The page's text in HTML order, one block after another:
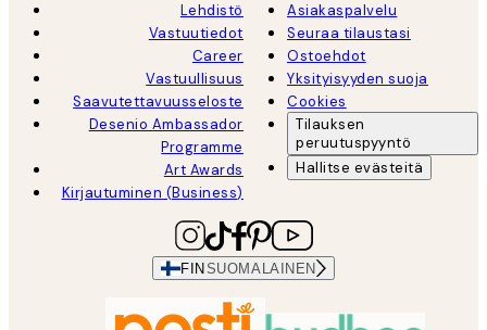
Lehdistö
Vastuutiedot
Career
Vastuullisuus
Saavutettavuusseloste
Desenio Ambassador
Programme
Art Awards
Kirjautuminen (Business)
Asiakaspalvelu
Seuraa tilaustasi
Ostoehdot
Yksityisyyden suoja
Cookies
Tilauksen
peruutuspyyntö
Hallitse evästeitä
FIN SUOMALAINEN